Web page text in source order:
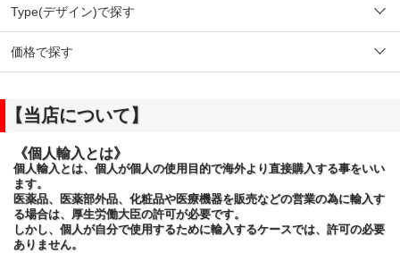
Type(デザイン)で探す
価格で探す
【当店について】
《個人輸入とは》
個人輸入とは、個人が個人の使用目的で海外より直接購入する事をいい
ます。
医薬品、医薬部外品、化粧品や医療機器を販売などの営業の為に輸入す
る場合は、厚生労働大臣の許可が必要です。
しかし、個人が自分で使用するために輸入するケースでは、許可の必要
ありません。